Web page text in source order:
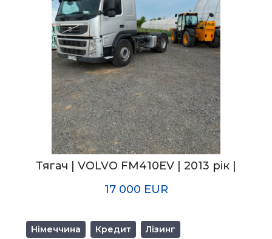
Тягач | VOLVO FM410EV | 2013 рік |
17 000 EUR
Німеччина Кредит Лізинг